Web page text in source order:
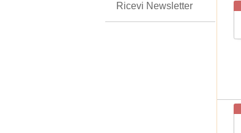
Ricevi Newsletter